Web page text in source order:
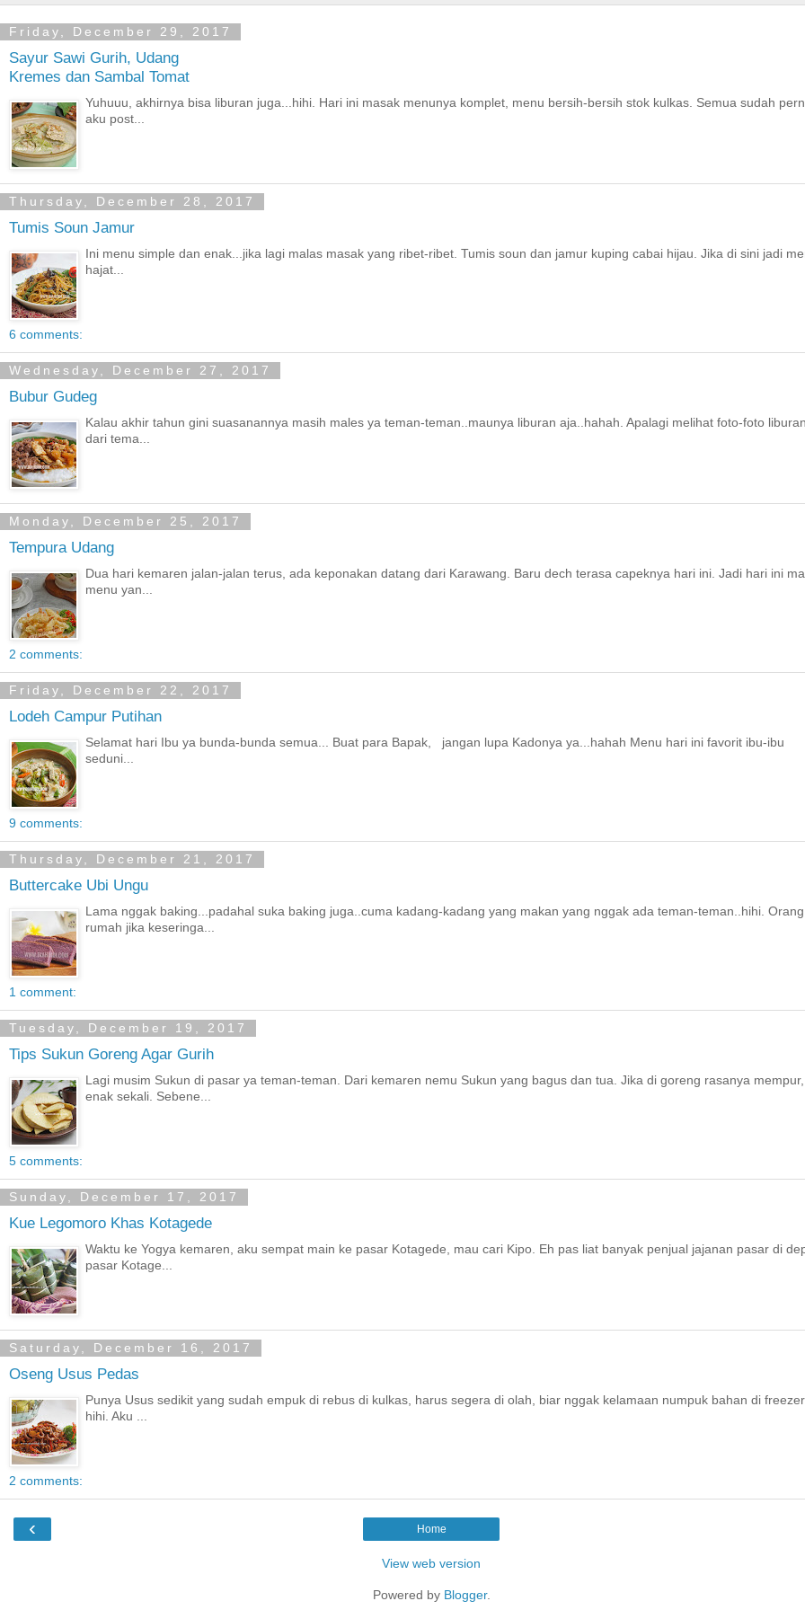
Friday, December 29, 2017
Sayur Sawi Gurih, Udang
Kremes dan Sambal Tomat
Yuhuuu, akhirnya bisa liburan juga...hihi. Hari ini masak menunya komplet, menu bersih-bersih stok kulkas. Semua sudah
aku post...
Thursday, December 28, 2017
Tumis Soun Jamur
Ini menu simple dan enak...jika lagi malas masak yang ribet-ribet. Tumis soun dan jamur kuping cabai hijau. Jika di sini jadi
hajat...
6 comments:
Wednesday, December 27, 2017
Bubur Gudeg
Kalau akhir tahun gini suasanannya masih males ya teman-teman..maunya liburan aja..hahah. Apalagi melihat foto-foto
dari tema...
Monday, December 25, 2017
Tempura Udang
Dua hari kemaren jalan-jalan terus, ada keponakan datang dari Karawang. Baru dech terasa capeknya hari ini. Jadi hari ini
menu yan...
2 comments:
Friday, December 22, 2017
Lodeh Campur Putihan
Selamat hari Ibu ya bunda-bunda semua... Buat para Bapak, jangan lupa Kadonya ya...hahah Menu hari ini favorit ibu-ibu
seduni...
9 comments:
Thursday, December 21, 2017
Buttercake Ubi Ungu
Lama nggak baking...padahal suka baking juga..cuma kadang-kadang yang makan yang nggak ada teman-teman..hihi. Orang
rumah jika keseringa...
1 comment:
Tuesday, December 19, 2017
Tips Sukun Goreng Agar Gurih
Lagi musim Sukun di pasar ya teman-teman. Dari kemaren nemu Sukun yang bagus dan tua. Jika di goreng rasanya mempur,
enak sekali. Sebene...
5 comments:
Sunday, December 17, 2017
Kue Legomoro Khas Kotagede
Waktu ke Yogya kemaren, aku sempat main ke pasar Kotagede, mau cari Kipo. Eh pas liat banyak penjual jajanan pasar di
pasar Kotage...
Saturday, December 16, 2017
Oseng Usus Pedas
Punya Usus sedikit yang sudah empuk di rebus di kulkas, harus segera di olah, biar nggak kelamaan numpuk bahan di
hihi. Aku ...
2 comments:
‹ Home
View web version
Powered by Blogger.